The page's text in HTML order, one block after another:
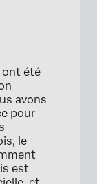
ont été
avons
pour
le
est